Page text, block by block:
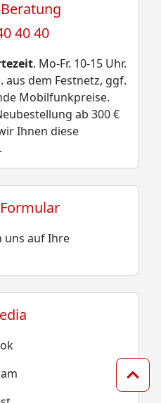
40 40
. Mo-Fr. 10-15 Uhr.
aus dem Festnetz, ggf.
Mobilfunkpreise.
ab 300 €
Ihnen diese
uns auf Ihre